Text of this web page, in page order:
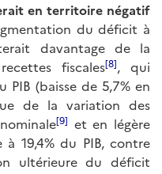
en territoire négatif
du déficit à
davantage de la
fiscales[8], qui
PIB (baisse de 5,7% en
de la variation des
[9] et en légère
19,4% du PIB, contre
ultérieure du déficit